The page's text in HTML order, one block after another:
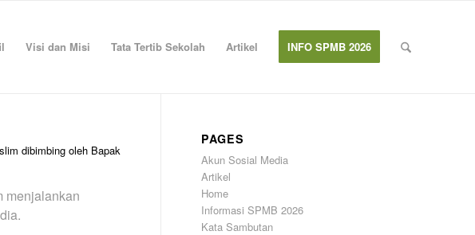
Visi dan Misi Tata Tertib Sekolah Artikel INFO SPMB 2026
dibimbing oleh Bapak
menjalankan
PAGES
Akun Sosial Media
Artikel
Home
Informasi SPMB 2026
Kata Sambutan